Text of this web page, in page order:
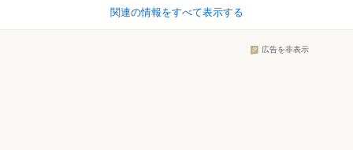
関連の情報をすべて表示する
広告を非表示